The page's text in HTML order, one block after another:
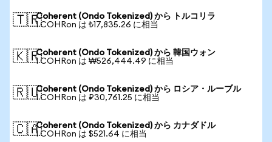
🇹🇷Coherent (Ondo Tokenized) から トルコリラ
1 COHRon は ₺17,835.26 に相当
🇰🇷Coherent (Ondo Tokenized) から 韓国ウォン
1 COHRon は ₩526,444.49 に相当
🇷🇺Coherent (Ondo Tokenized) から ロシア・ルーブル
1 COHRon は ₽30,761.25 に相当
🇨🇦Coherent (Ondo Tokenized) から カナダドル
1 COHRon は $521.64 に相当